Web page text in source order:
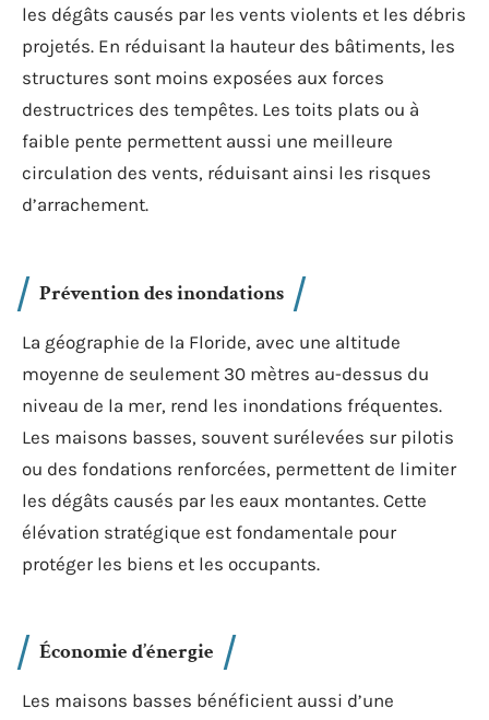
les dégâts causés par les vents violents et les débris
projetés. En réduisant la hauteur des bâtiments, les
structures sont moins exposées aux forces
destructrices des tempêtes. Les toits plats ou à
faible pente permettent aussi une meilleure
circulation des vents, réduisant ainsi les risques
d’arrachement.
Prévention des inondations
La géographie de la Floride, avec une altitude
moyenne de seulement 30 mètres au-dessus du
niveau de la mer, rend les inondations fréquentes.
Les maisons basses, souvent surélevées sur pilotis
ou des fondations renforcées, permettent de limiter
les dégâts causés par les eaux montantes. Cette
élévation stratégique est fondamentale pour
protéger les biens et les occupants.
Économie d’énergie
Les maisons basses bénéficient aussi d’une